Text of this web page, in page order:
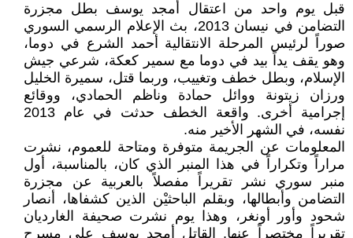
قبل يوم واحد من اعتقال أمجد يوسف بطل مجزرة
التضامن في نيسان 2013، بث الإعلام الرسمي السوري
صوراً لرئيس المرحلة الانتقالية أحمد الشرع في دوما،
وهو يقف يداً بيد في دوما مع سمير كعكة، شرعي جيش
الإسلام، وبطل خطف وتغييب، وربما قتل، سميرة الخليل
ورزان زيتونة ووائل حمادة وناظم الحمادي، ووقائع
إجرامية أخرى. واقعة الخطف حدثت في عام 2013
نفسه، في الشهر الأخير منه.
المعلومات عن الجريمة متوفرة ومتاحة للعموم، نشرت
مراراً وتكراراً في هذا المنبر الذي كان، بالمناسبة، أول
منبر سوري نشر تقريراً مفصلاً بالعربية عن مجزرة
التضامن وأبطالها، وبقلم الباحثيْن الذين كشفاها، أنصار
شحود وأور أونغر، وهذا يوم نشرت صحيفة الغارديان
تقريراً مختصراً عنها. القاتل أمجد يوسف على مسرح